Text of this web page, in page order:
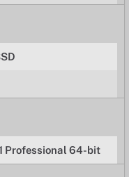
Professional 64-bit